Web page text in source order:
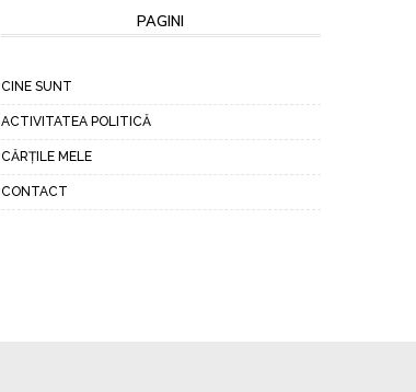
PAGINI
CINE SUNT
ACTIVITATEA POLITICĂ
CĂRȚILE MELE
CONTACT